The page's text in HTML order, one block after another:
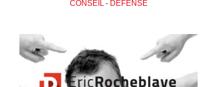
CONSEIL- DEFENSE